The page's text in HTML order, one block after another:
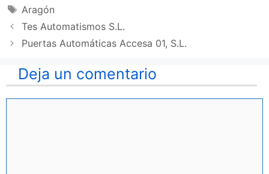
Etiquetas
Aragón
Tes Automatismos S.L.
Puertas Automáticas Accesa 01, S.L.
Deja un comentario